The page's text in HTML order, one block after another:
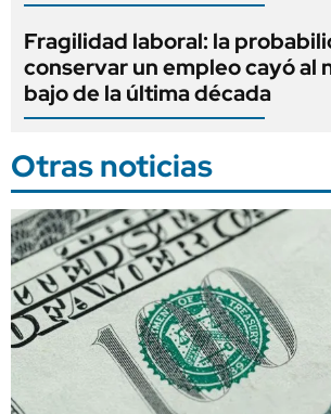
Fragilidad laboral: la
conservar un empleo cayó al
bajo de la última década
Otras noticias